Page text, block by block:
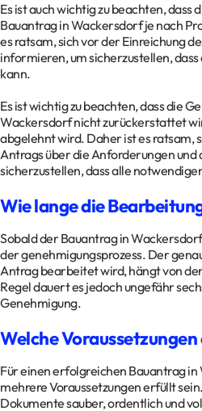
Es ist auch wichtig zu beachten, dass
Bauantrag in Wackersdorf je nach
es ratsam, sich vor der Einreichung
informieren, um sicherzustellen,
kann.
Es ist wichtig zu beachten, dass die
Wackersdorf nicht zurückerstattet
abgelehnt wird. Daher ist es ratsam,
Antrags über die Anforderungen und
sicherzustellen, dass alle
Wie lange die
Sobald der Bauantrag in
der genehmigungsprozess. Der
Antrag bearbeitet wird, hängt von
Regel dauert es jedoch ungefähr
Genehmigung.
Welche
Für einen erfolgreichen Bauantrag
mehrere Voraussetzungen erfüllt
Dokumente sauber, ordentlich und